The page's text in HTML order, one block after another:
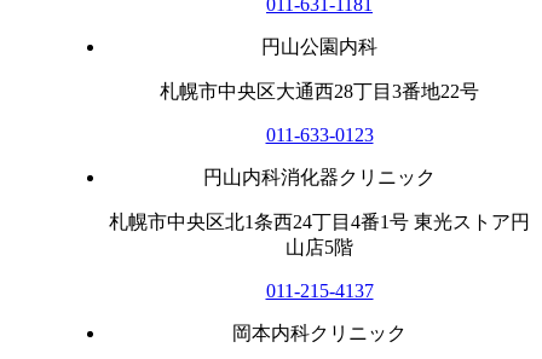
円山公園内科
札幌市中央区大通西28丁目3番地22号
011-633-0123
円山内科消化器クリニック
札幌市中央区北1条西24丁目4番1号 東光ストア円
山店5階
011-215-4137
岡本内科クリニック